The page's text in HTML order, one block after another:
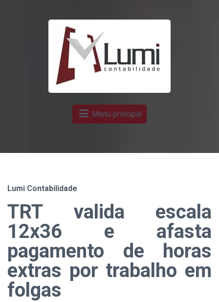
Menu principal
Lumi Contabilidade
TRT valida escala
12x36 e afasta
pagamento de horas
extras por trabalho em
folgas